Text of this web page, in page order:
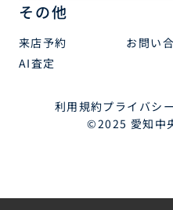
その他
来店予約 お問い
AI査定
利用規約プライバシ
©2025 愛知中